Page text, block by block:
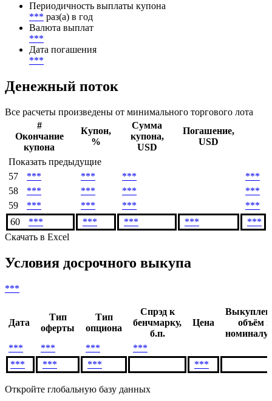
Периодичность выплаты купона
*** раз(а) в год
Валюта выплат
***
Дата погашения
***
Денежный поток
Все расчеты произведены от минимального торгового лота
#
Окончание
купона
Купон,
%
Сумма
купона,
USD
Погашение,
USD
Показать предыдущие
57
*** *** ***
***
58
*** *** ***
***
59
*** *** ***
***
60
*** *** *** ***
***
Скачать в Excel
Условия досрочного выкупа
***
Дата
Тип
оферты
Тип
опциона
Спрэд к
бенчмарку,
б.п.
Цена
объём
***
*** ***
***
***
*** *** ***
Откройте глобальную базу данных